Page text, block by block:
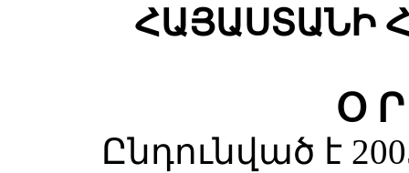
ՀԱՅԱՍՏԱՆԻ
Օ
Ընդունված է